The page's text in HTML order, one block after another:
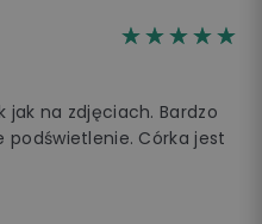
☆☆☆☆☆
★★★★★
jak na zdjęciach. Bardzo
Córka jest